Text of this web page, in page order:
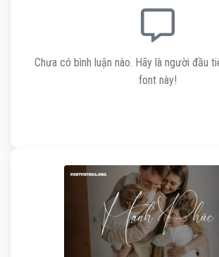
Chưa có bình luận nào. Hãy là người đầu
font này!